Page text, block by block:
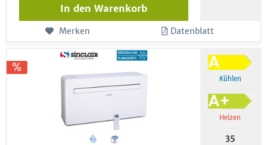
In den Warenkorb
Merken Datenblatt
Kühlen
Heizen
35